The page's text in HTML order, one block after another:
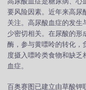
要风险因素。近年来高尿
关注。高尿酸血症的发生
少密切相关。在尿酸的形
酶，参与黄嘌呤的转化，
度摄入嘌呤类食物和缺
血症。
百奥赛图已建立由草酸钾